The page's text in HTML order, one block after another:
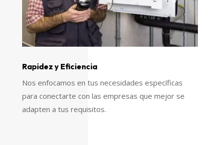
Rapidez y Eficiencia
Nos enfocamos en tus necesidades específicas
para conectarte con las empresas que mejor se
adapten a tus requisitos.